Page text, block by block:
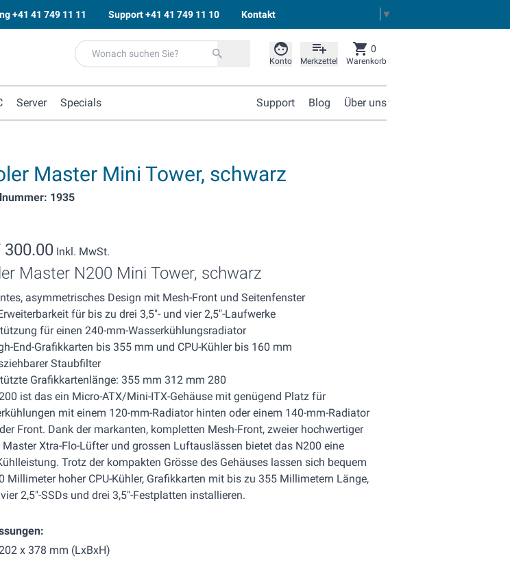
+41 41 749 11 11 Support+41 41 749 11 10 Kontakt ▼
Konto Merkzettel Warenkorb
0
Server Specials Support Blog Über uns
Master Mini Tower, schwarz
1935
300.00Inkl. MwSt.
Master N200 Mini Tower, schwarz
asymmetrisches Design mit Mesh-Front und Seitenfenster
für bis zu drei 3,5"- und vier 2,5"-Laufwerke
für einen 240-mm-Wasserkühlungsradiator
End-Grafikkarten bis 355 mm und CPU-Kühler bis 160 mm
Staubfilter
Grafikkartenlänge: 355 mm 312 mm 280
ist das ein Micro-ATX/Mini-ITX-Gehäuse mit genügend Platz für
mit einem 120-mm-Radiator hinten oder einem 140-mm-Radiator
Front. Dank der markanten, kompletten Mesh-Front, zweier hochwertiger
Master Xtra-Flo-Lüfter und grossen Luftauslässen bietet das N200 eine
Trotz der kompakten Grösse des Gehäuses lassen sich bequem
Millimeter hoher CPU-Kühler, Grafikkarten mit bis zu 355 Millimetern Länge,
2,5"-SSDs und drei 3,5"-Festplatten installieren.
x 378 mm (LxBxH)